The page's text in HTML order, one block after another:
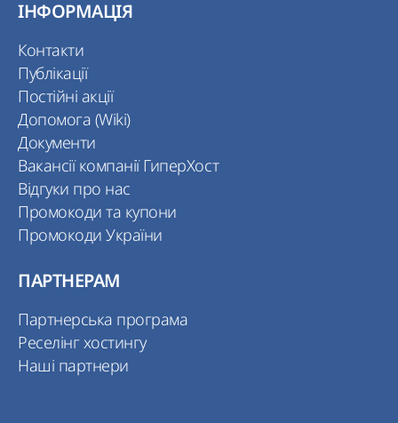
ІНФОРМАЦІЯ
Контакти
Публікації
Постійні акції
Допомога (Wiki)
Документи
Вакансії компанії ГиперХост
Відгуки про нас
Промокоди та купони
Промокоди України
ПАРТНЕРАМ
Партнерська програма
Реселінг хостингу
Наші партнери